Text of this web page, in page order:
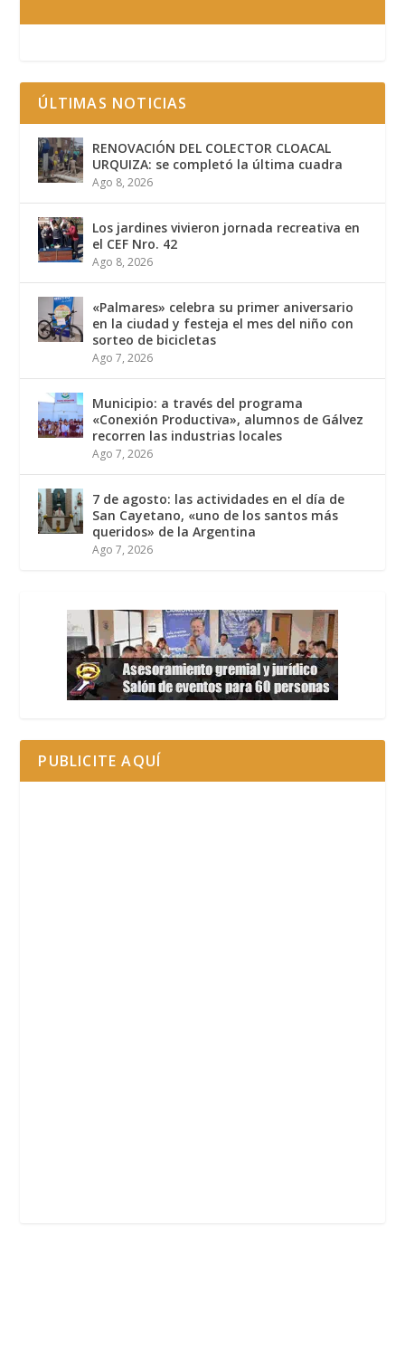
ÚLTIMAS NOTICIAS
RENOVACIÓN DEL COLECTOR CLOACAL
URQUIZA: se completó la última cuadra
Ago 8, 2026
Los jardines vivieron jornada recreativa en
el CEF Nro. 42
Ago 8, 2026
«Palmares» celebra su primer aniversario
en la ciudad y festeja el mes del niño con
sorteo de bicicletas
Ago 7, 2026
Municipio: a través del programa
«Conexión Productiva», alumnos de Gálvez
recorren las industrias locales
Ago 7, 2026
7 de agosto: las actividades en el día de
San Cayetano, «uno de los santos más
queridos» de la Argentina
Ago 7, 2026
PUBLICITE AQUÍ